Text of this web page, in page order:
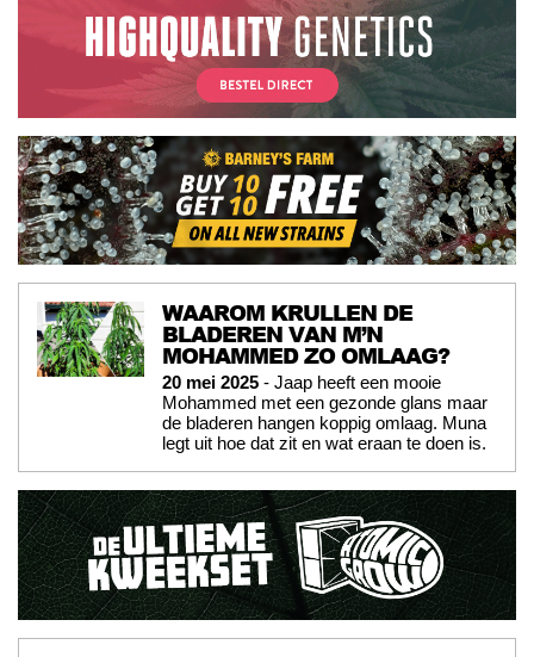
WAAROM KRULLEN DE
BLADEREN VAN M’N
MOHAMMED ZO OMLAAG?
20 mei 2025 - Jaap heeft een mooie
Mohammed met een gezonde glans maar
de bladeren hangen koppig omlaag. Muna
legt uit hoe dat zit en wat eraan te doen is.